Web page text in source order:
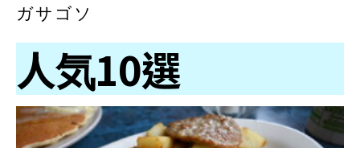
ガサゴソ
人気10選